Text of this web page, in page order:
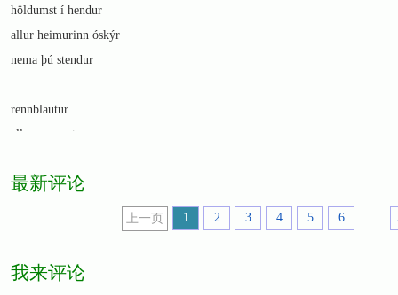
höldumst í hendur
allur heimurinn óskýr
nema þú stendur
rennblautur
allur rennvotur
hlaupandi inn í okkur
og útilykt af hárinu þínu
最新评论
上一页 1 2 3 4 5 6 ...
我来评论